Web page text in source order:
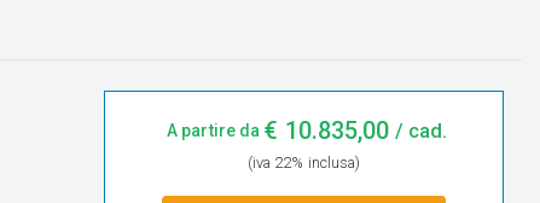
A partire da € 10.835,00 / cad.
(iva 22% inclusa)